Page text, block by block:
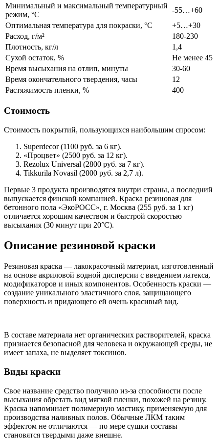
Минимальный и максимальный температурный
режим, °С
-55…+60
Оптимальная температура для покраски, °С
+5…+30
Расход, г/м²
180-230
Плотность, кг/л
1,4
Сухой остаток, %
Не менее 45
Время высыхания на отлип, минуты
30-60
Время окончательного твердения, часы
12
Растяжимость пленки, %
400
Стоимость
Стоимость покрытий, пользующихся наибольшим спросом:
Superdecor (1100 руб. за 6 кг).
«Процвет» (2500 руб. за 12 кг).
Rezolux Universal (2800 руб. за 7 кг).
Tikkurila Novasil (2000 руб. за 2,7 л).
Первые 3 продукта производятся внутри страны, а последний
выпускается финской компанией. Краска резиновая для
бетонного пола «ЭкоРОСС», г. Москва (255 руб. за 1 кг)
отличается хорошим качеством и быстрой скоростью
высыхания (30 минут при 20°С).
Описание резиновой краски
Резиновая краска — лакокрасочный материал, изготовленный
на основе акриловой водной дисперсии с введением латекса,
модификаторов и иных компонентов. Особенность краски —
создание уникального эластичного слоя, защищающего
поверхность и придающего ей очень красивый вид.
В составе материала нет органических растворителей, краска
признается безопасной для человека и окружающей среды, не
имеет запаха, не выделяет токсинов.
Виды краски
Свое название средство получило из-за способности после
высыхания обретать вид мягкой пленки, похожей на резину.
Краска напоминает полимерную мастику, применяемую для
производства наливных полов. Обычные ЛКМ таким
эффектом не отличаются — по мере сушки составы
становятся твердыми даже внешне.